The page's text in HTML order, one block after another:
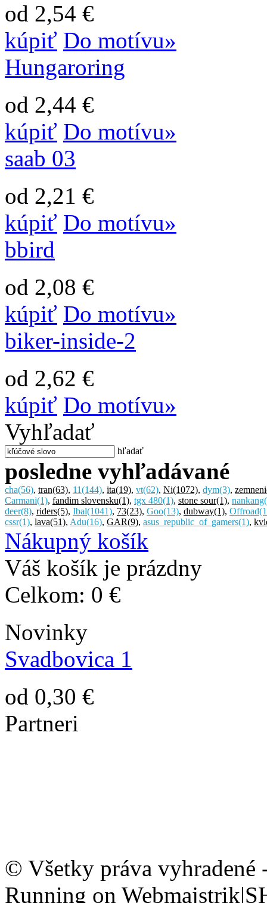
od 2,54 €
kúpiť Do motívu»
Hungaroring
od 2,44 €
kúpiť Do motívu»
saab 03
od 2,21 €
kúpiť Do motívu»
bbird
od 2,08 €
kúpiť Do motívu»
biker-inside-2
od 2,62 €
kúpiť Do motívu»
Vyhľadať
hľadať
posledne vyhľadávané
cha(56), tran(63), 11(144), ita(19), vt(62), Ni(1072), dym(3),
Carmani(1), fandim slovensku(1), tgx 480(1), stone sour(1), nankang
deer(8), riders(5), Ibal(1041), 73(23), Goo(13), dubway(1), Offroad
cssr(1), lava(51), Adu(16), GAR(9), asus_republic_of_gamers(1),
Nákupný košík
Váš košík je prázdny
Celkom: 0 €
Novinky
Svadbovica 1
od 0,30 €
Partneri
© Všetky práva vyhradené
Running on